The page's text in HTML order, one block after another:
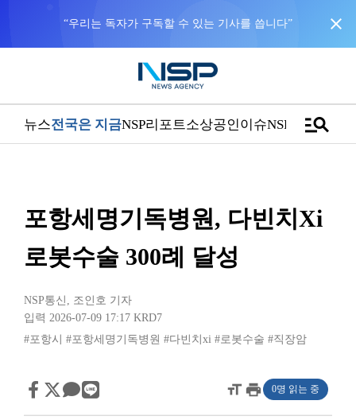
“우리는 독자가 구독할 수 있는 기사를 씁니다” close
뉴스전국은 지금NSP리포트소상공인이슈NSPTVmanage_search
포항세명기독병원, 다빈치Xi
로봇수술 300례 달성
NSP통신 , 조인호 기자
입력 2026-07-09 17:17 KRD7
#포항시
#포항세명기독병원 #다빈치xi #로봇수술 #직장암
format_sizeprint 0명 읽는 중